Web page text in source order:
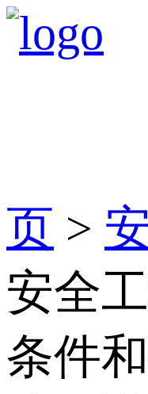
页 >
安全
条件